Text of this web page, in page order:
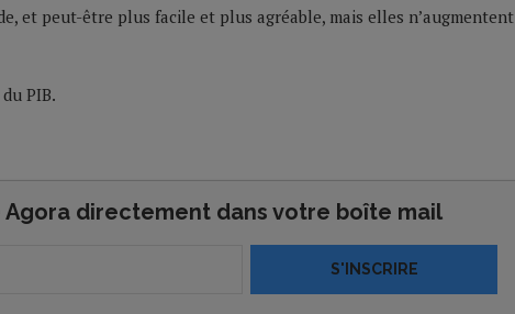
et peut-être plus facile et plus agréable, mais elles n’augmentent
PIB.
Agora directement dans votre boîte mail
S'INSCRIRE